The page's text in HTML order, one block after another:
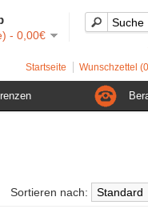
- 0,00€
Startseite Wunschzettel
Sortieren nach: